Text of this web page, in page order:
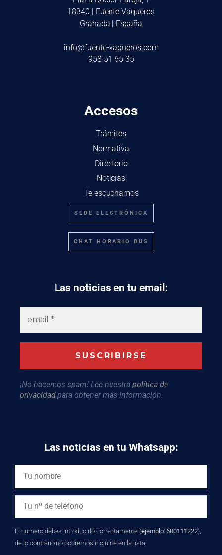
18340 | Fuente Vaqueros
Granada | España
info@fuente-vaqueros.com
958 51 65 35
Accesos
Trámites
Normativa
Directorio
Noticias
Te escuchamos
SEDE ELECTRÓNICA
CHAT HORARIO BUS
Las noticias en tu email:
¡No hacemos spam! Lee nuestra política de
privacidad para obtener más información.
Las noticias en tu Whatsapp:
El numero debes introducirlo correctamente (ejemplo: 600111222),
de lo contrario no podremos incluirte en la lista.